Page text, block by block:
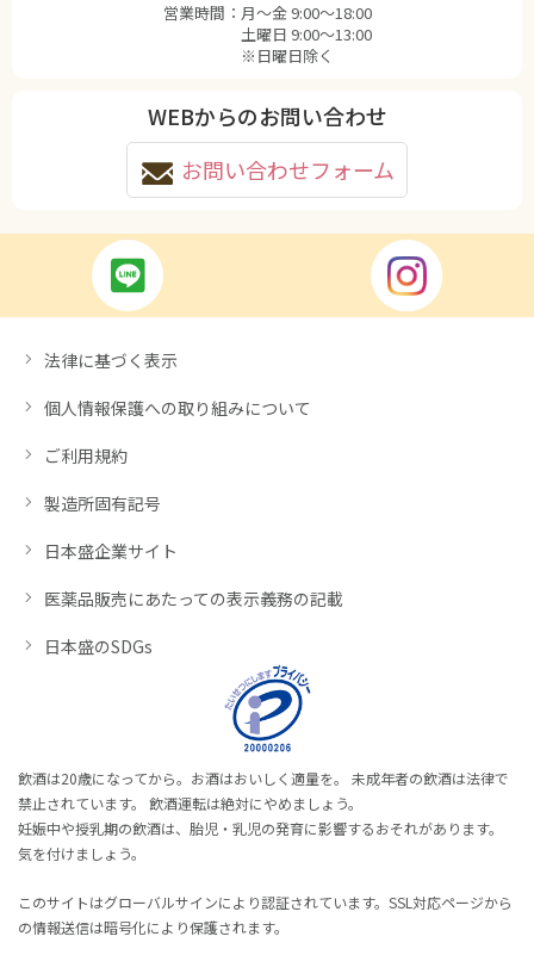
営業時間： 月〜金 9:00〜18:00
土曜日 9:00〜13:00
※日曜日除く
WEBからのお問い合わせ
お問い合わせフォーム
法律に基づく表示
個人情報保護への取り組みについて
ご利用規約
製造所固有記号
日本盛企業サイト
医薬品販売にあたっての表示義務の記載
日本盛のSDGs
飲酒は20歳になってから。お酒はおいしく適量を。 未成年者の飲酒は法律で
禁止されています。 飲酒運転は絶対にやめましょう。
妊娠中や授乳期の飲酒は、胎児・乳児の発育に影響するおそれがあります。
気を付けましょう。
このサイトはグローバルサインにより認証されています。SSL対応ページから
の情報送信は暗号化により保護されます。